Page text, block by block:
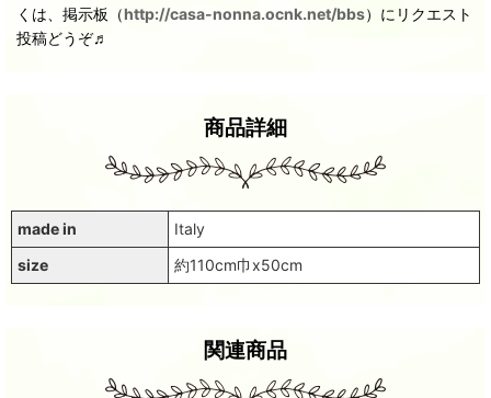
くは、掲示板（http://casa-nonna.ocnk.net/bbs）にリクエスト
投稿どうぞ♬
商品詳細
made in
Italy
size
約110cm巾x50cm
関連商品